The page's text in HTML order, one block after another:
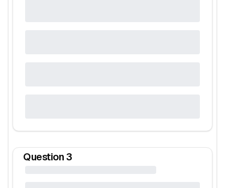
Question 3